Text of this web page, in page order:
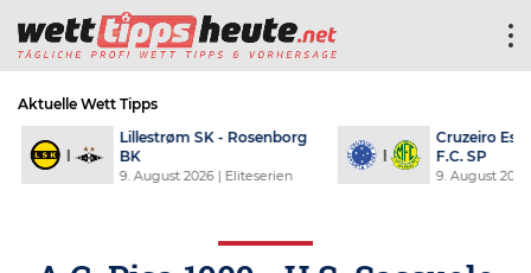
Aktuelle Wett Tipps
Lillestrøm SK - Rosenborg
BK
9. August 2026| Eliteserien
Cruzeiro
F.C. SP
9. August 2026